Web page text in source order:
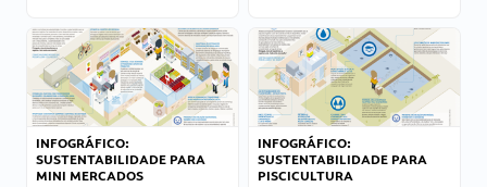
INFOGRÁFICO:
SUSTENTABILIDADE PARA
MINI MERCADOS
INFOGRÁFICO:
SUSTENTABILIDADE PARA
PISCICULTURA